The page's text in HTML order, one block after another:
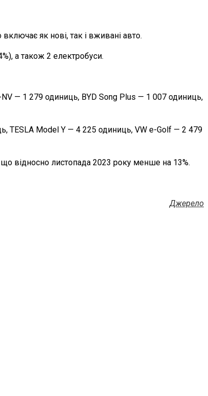
як нові, так і вживані авто.
а також 2 електробуси.
— 1 279 одиниць, BYD Song Plus — 1 007 одиниць,
TESLA Model Y — 4 225 одиниць, VW e-Golf — 2 479
відносно листопада 2023 року менше на 13%.
Джерело